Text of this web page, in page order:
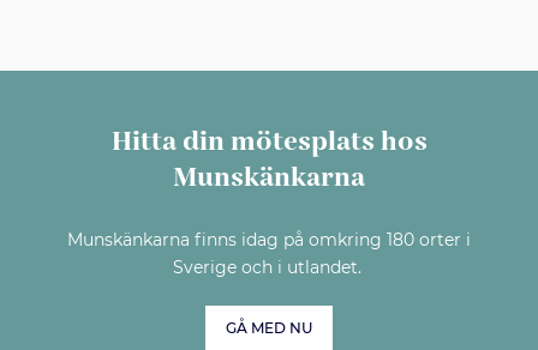
Hitta din mötesplats hos
Munskänkarna
Munskänkarna finns idag på omkring 180 orter i
Sverige och i utlandet.
GÅ MED NU